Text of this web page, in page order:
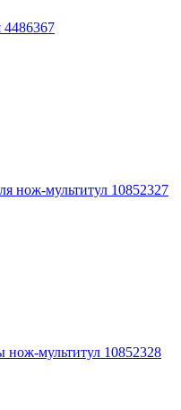
нож-мультитул 10852327
мультитул 10852328